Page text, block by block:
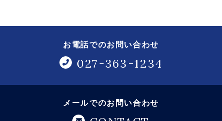
お電話でのお問い合わせ
027-363-1234
メールでのお問い合わせ